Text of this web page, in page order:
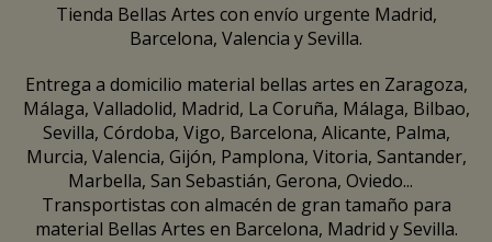
Tienda Bellas Artes con envío urgente Madrid,
Barcelona, Valencia y Sevilla.
Entrega a domicilio material bellas artes en Zaragoza,
Málaga, Valladolid, Madrid, La Coruña, Málaga, Bilbao,
Sevilla, Córdoba, Vigo, Barcelona, Alicante, Palma,
Murcia, Valencia, Gijón, Pamplona, Vitoria, Santander,
Marbella, San Sebastián, Gerona, Oviedo...
Transportistas con almacén de gran tamaño para
material Bellas Artes en Barcelona, Madrid y Sevilla.